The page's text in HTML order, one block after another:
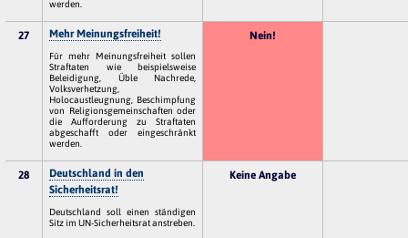
werden.
27 Mehr Meinungsfreiheit!
Für mehr Meinungsfreiheit sollen
Straftaten wie beispielsweise
Beleidigung, Üble Nachrede,
Volksverhetzung,
Holocaustleugnung, Beschimpfung
von Religionsgemeinschaften oder
die Aufforderung zu Straftaten
abgeschafft oder eingeschränkt
werden.
Nein!
28
Deutschland in den
Sicherheitsrat!
Deutschland soll einen ständigen
Sitz im UN-Sicherheitsrat anstreben.
Keine Angabe